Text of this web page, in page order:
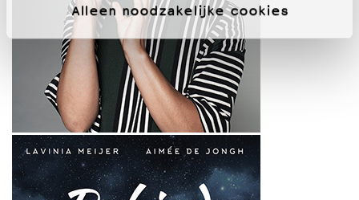
Alleen noodzakelijke cookies